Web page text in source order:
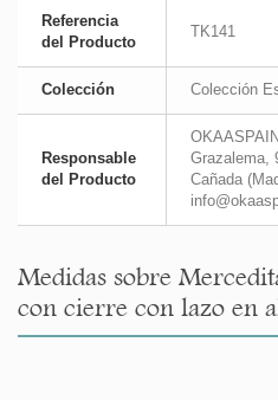
Referencia
del Producto
TK141
Colección Colección
Responsable
del Producto
Grazalema,
Cañada
Medidas sobre
con cierre con lazo en